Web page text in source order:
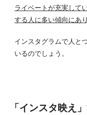
ライベートが充実して
する人に多い傾向にあり
インスタグラムで人と
いるのでしょう。
「インスタ映え